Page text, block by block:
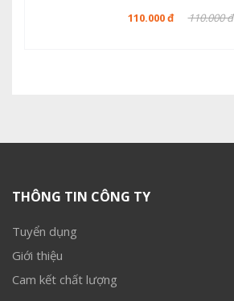
110.000 đ 110.000 đ
THÔNG TIN CÔNG TY
Tuyển dụng
Giới thiệu
Cam kết chất lượng